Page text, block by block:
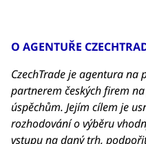
O AGENTUŘE
CzechTrade je agentura
partnerem českých firem
úspěchům. Jejím cílem je
rozhodování o výběru
vstupu na daný trh,